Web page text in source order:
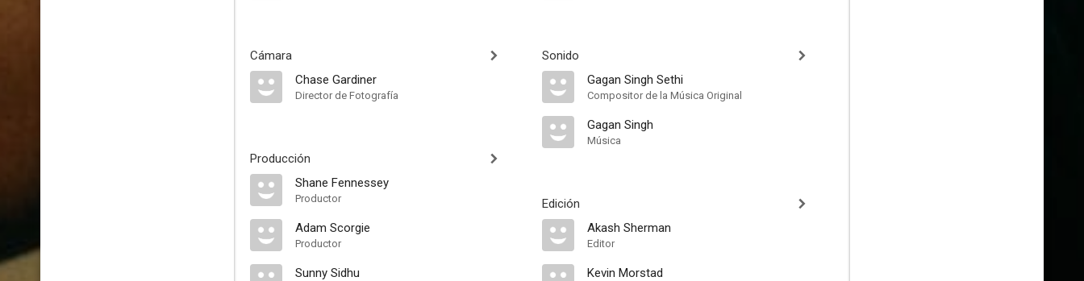
Cámara
Chase Gardiner
Director de Fotografía
Producción
Shane Fennessey
Productor
Adam Scorgie
Productor
Sunny Sidhu
Sonido
Gagan Singh Sethi
Compositor de la Música Original
Gagan Singh
Música
Edición
Akash Sherman
Editor
Kevin Morstad